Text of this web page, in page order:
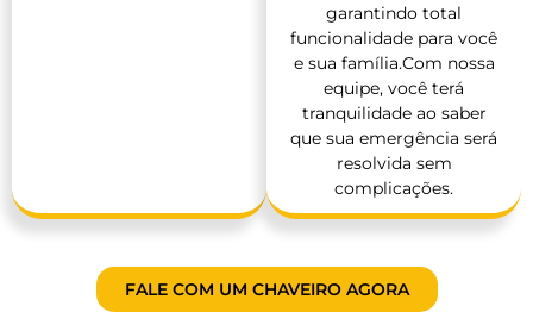
garantindo total
funcionalidade para você
e sua família.Com nossa
equipe, você terá
tranquilidade ao saber
que sua emergência será
resolvida sem
complicações.
FALE COM UM CHAVEIRO AGORA